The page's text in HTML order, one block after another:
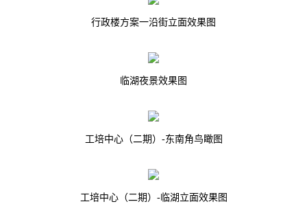
行政楼方案一沿街立面效果图
临湖夜景效果图
工培中心（二期）-东南角鸟瞰图
工培中心（二期）-临湖立面效果图